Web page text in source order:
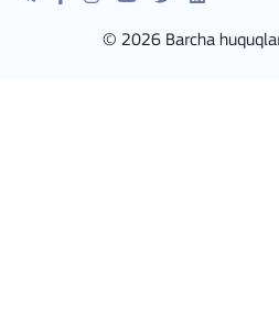
© 2026 Barcha